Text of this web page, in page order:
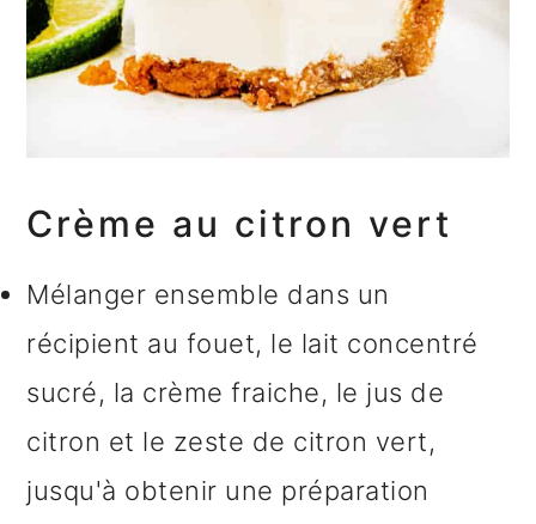
Crème au citron vert
Mélanger ensemble dans un
récipient au fouet, le lait concentré
sucré, la crème fraiche, le jus de
citron et le zeste de citron vert,
jusqu'à obtenir une préparation